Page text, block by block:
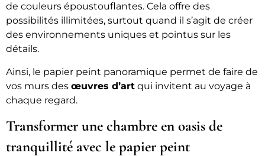
de couleurs époustouflantes. Cela offre des
possibilités illimitées, surtout quand il s’agit de créer
des environnements uniques et pointus sur les
détails.
Ainsi, le papier peint panoramique permet de faire de
vos murs des œuvres d’art qui invitent au voyage à
chaque regard.
Transformer une chambre en oasis de
tranquillité avec le papier peint